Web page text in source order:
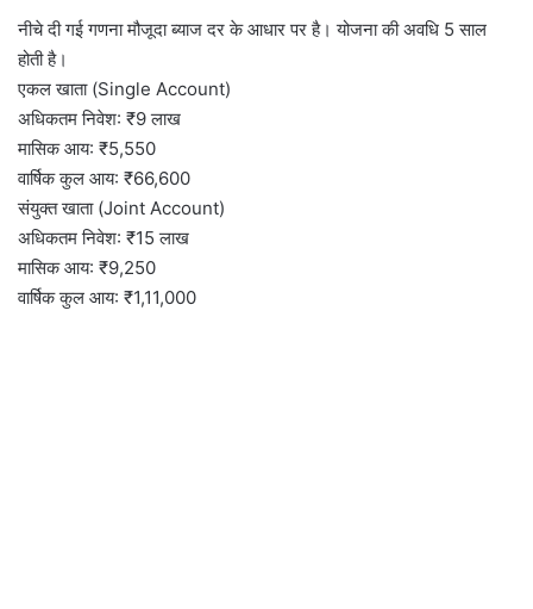
नीचे दी गई गणना मौजूदा ब्याज दर के आधार पर है। योजना की अवधि 5 साल
होती है।
एकल खाता (Single Account)
अधिकतम निवेश: ₹9 लाख
मासिक आय: ₹5,550
वार्षिक कुल आय: ₹66,600
संयुक्त खाता (Joint Account)
अधिकतम निवेश: ₹15 लाख
मासिक आय: ₹9,250
वार्षिक कुल आय: ₹1,11,000